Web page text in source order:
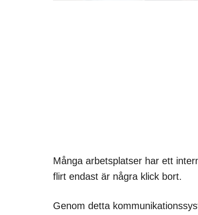
Många arbetsplatser har ett
flirt endast är några klick bort.
Genom detta